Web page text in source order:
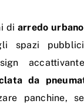
di arredo urbano
spazi
da
panchine,